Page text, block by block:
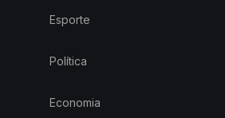
Esporte
Política
Economia